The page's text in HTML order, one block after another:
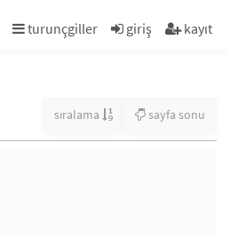
turunçgiller giriş kayıt
sıralama sayfa sonu